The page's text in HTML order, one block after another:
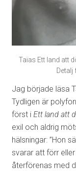
Taïas Ett land att
Detalj
Jag började läsa
Tydligen är
först i Ett land att
exil och aldrig
hälsningar: ”Hon
svarar att förr
återförenas med